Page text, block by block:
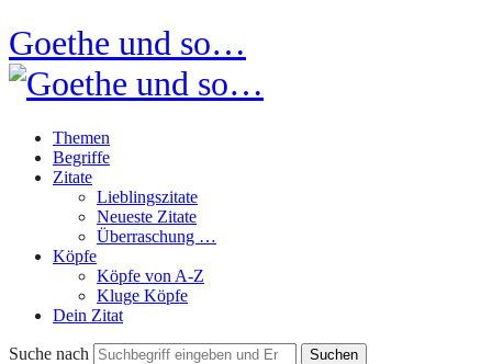
Goethe und so…
Themen
Begriffe
Zitate
Lieblingszitate
Neueste Zitate
Überraschung …
Köpfe
Köpfe von A-Z
Kluge Köpfe
Dein Zitat
Suche nach